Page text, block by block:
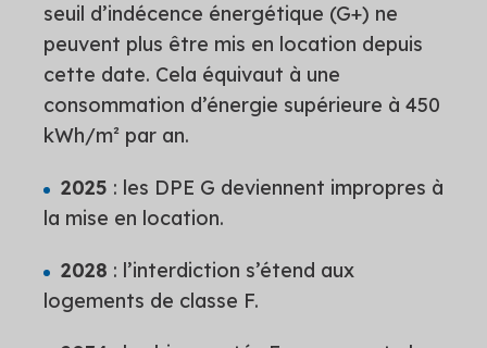
seuil d’indécence énergétique (G+) ne
peuvent plus être mis en location depuis
cette date. Cela équivaut à une
consommation d’énergie supérieure à 450
kWh/m² par an.
2025 : les DPE G deviennent impropres à
la mise en location.
2028 : l’interdiction s’étend aux
logements de classe F.